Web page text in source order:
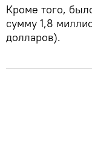
Кроме того,
сумму 1,8
долларов).